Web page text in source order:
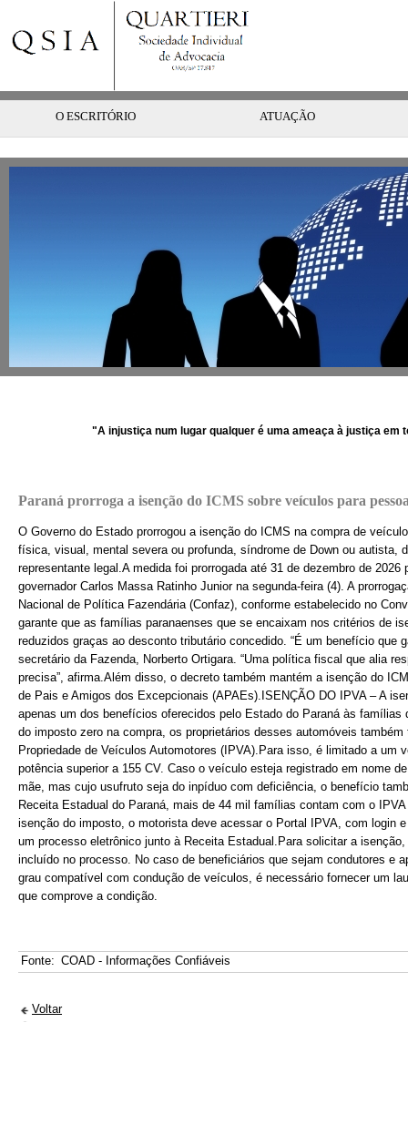
O ESCRITÓRIO ATUAÇÃO
"A injustiça num lugar qualquer é uma ameaça à justiça em
Paraná prorroga a isenção do ICMS sobre veículos para
O Governo do Estado prorrogou a isenção do ICMS na compra de
física, visual, mental severa ou profunda, síndrome de Down ou autista,
representante legal.A medida foi prorrogada até 31 de dezembro de
governador Carlos Massa Ratinho Junior na segunda-feira (4). A
Nacional de Política Fazendária (Confaz), conforme estabelecido no
garante que as famílias paranaenses que se encaixam nos critérios de
reduzidos graças ao desconto tributário concedido. “É um benefício que
secretário da Fazenda, Norberto Ortigara. “Uma política fiscal que alia
precisa”, afirma.Além disso, o decreto também mantém a isenção do
de Pais e Amigos dos Excepcionais (APAEs).ISENÇÃO DO IPVA – A
apenas um dos benefícios oferecidos pelo Estado do Paraná às
do imposto zero na compra, os proprietários desses automóveis
Propriedade de Veículos Automotores (IPVA).Para isso, é limitado a um
potência superior a 155 CV. Caso o veículo esteja registrado em nome
mãe, mas cujo usufruto seja do inpíduo com deficiência, o benefício
Receita Estadual do Paraná, mais de 44 mil famílias contam com o
isenção do imposto, o motorista deve acessar o Portal IPVA, com login
um processo eletrônico junto à Receita Estadual.Para solicitar a
incluído no processo. No caso de beneficiários que sejam condutores e
grau compatível com condução de veículos, é necessário fornecer um
que comprove a condição.
Fonte: COAD - Informações Confiáveis
Voltar